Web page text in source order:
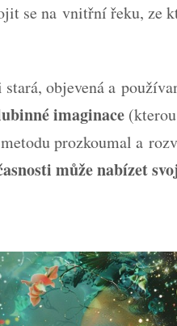
se na vnitřní řeku, ze
objevená a
imaginace
prozkoumal a
může nabízet